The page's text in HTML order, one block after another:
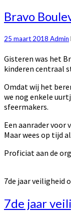
Bravo
25 maart 2018 Admin
Gisteren was het
kinderen centraal
Omdat wij het
we nog enkele
sfeermakers.
Een aanrader voor
Maar wees op tijd
Proficiat aan de
7de jaar veiligheid
7de jaar